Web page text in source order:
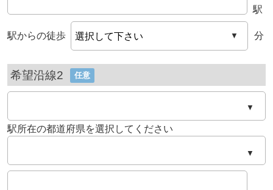
▼
駅
駅からの徒歩 分
希望沿線2 任意
▼
▼
駅所在の都道府県を選択してください